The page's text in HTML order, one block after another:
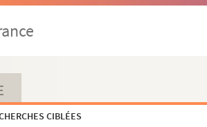
CIBLÉES
abbé de Saint-Cyran (1672)
1686 ab illustrissimo ac reverendissimo